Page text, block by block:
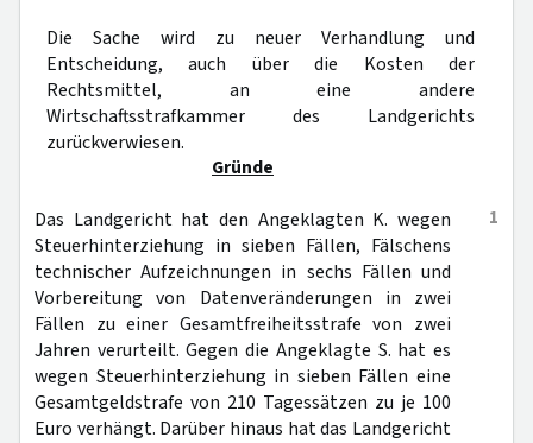
Die Sache wird zu neuer Verhandlung und
Entscheidung, auch über die Kosten der
Rechtsmittel, an eine andere
Wirtschaftsstrafkammer des Landgerichts
zurückverwiesen.
Gründe
1
Das Landgericht hat den Angeklagten K. wegen
Steuerhinterziehung in sieben Fällen, Fälschens
technischer Aufzeichnungen in sechs Fällen und
Vorbereitung von Datenveränderungen in zwei
Fällen zu einer Gesamtfreiheitsstrafe von zwei
Jahren verurteilt. Gegen die Angeklagte S. hat es
wegen Steuerhinterziehung in sieben Fällen eine
Gesamtgeldstrafe von 210 Tagessätzen zu je 100
Euro verhängt. Darüber hinaus hat das Landgericht